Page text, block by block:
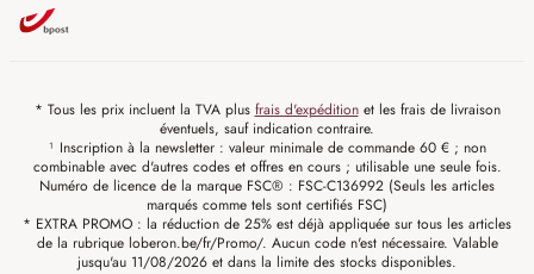
* Tous les prix incluent la TVA plus frais d'expéditionet les frais de livraison
éventuels, sauf indication contraire.
¹ Inscription à la newsletter : valeur minimale de commande 60 € ; non
combinable avec d'autres codes et offres en cours ; utilisable une seule fois.
Numéro de licence de la marque FSC® : FSC-C136992 (Seuls les articles
marqués comme tels sont certifiés FSC)
* EXTRA PROMO : la réduction de 25% est déjà appliquée sur tous les articles
de la rubrique loberon.be/fr/Promo/. Aucun code n'est nécessaire. Valable
jusqu'au 11/08/2026 et dans la limite des stocks disponibles.